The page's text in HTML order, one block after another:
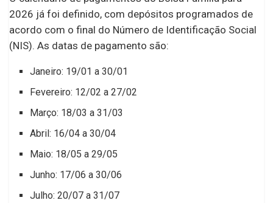
2026 já foi definido, com depósitos programados de
acordo com o final do Número de Identificação Social
(NIS). As datas de pagamento são:
Janeiro: 19/01 a 30/01
Fevereiro: 12/02 a 27/02
Março: 18/03 a 31/03
Abril: 16/04 a 30/04
Maio: 18/05 a 29/05
Junho: 17/06 a 30/06
Julho: 20/07 a 31/07